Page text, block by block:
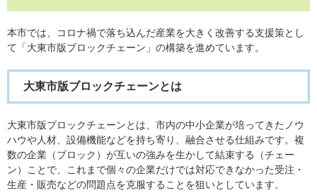
本市では、コロナ禍で落ち込んだ産業を大きく改善する支援策とし
て「大東市版ブロックチェーン」の構築を進めています。
大東市版ブロックチェーンとは
大東市版ブロックチェーンとは、市内の中小企業が培ってきたノウ
ハウや人材、設備機能などを持ち寄り、融合させる仕組みです。複
数の企業（ブロック）が互いの強みを生かして結束する（チェー
ン）ことで、これまで個々の企業だけでは対応できなかった受注・
生産・販売などの問題点を克服することを狙いとしています。